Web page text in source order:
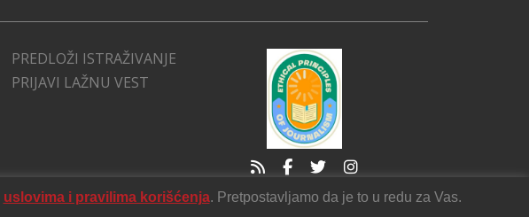
PREDLOŽI ISTRAŽIVANJE
PRIJAVI LAŽNU VEST
uslovima i pravilima korišćenja. Pretpostavljamo da je to u redu za Vas.